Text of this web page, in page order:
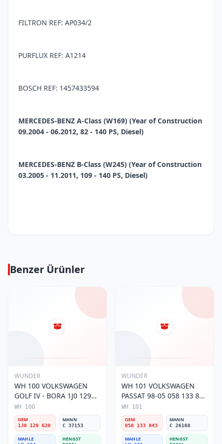
FILTRON REF: AP034/2
PURFLUX REF: A1214
BOSCH REF: 1457433594
MERCEDES-BENZ A-Class (W169) (Year of Construction
09.2004 - 06.2012, 82 - 140 PS, Diesel)
MERCEDES-BENZ B-Class (W245) (Year of Construction
03.2005 - 11.2011, 109 - 140 PS, Diesel)
Benzer Ürünler
WUNDER
WH 100 VOLKSWAGEN
GOLF IV - BORA 1J0 129
620 Hava Filtresi
WH 100
OEM
1J0 129 620
MANN
C 37153
MAHLE HENGST
WUNDER
WH 101 VOLKSWAGEN
PASSAT 98-05 058 133 843
Hava Filtresi
WH 101
OEM
058 133 843
MANN
C 26168
MAHLE HENGST